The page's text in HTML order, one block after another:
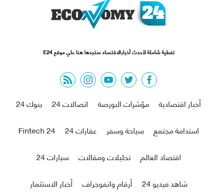
تغطية شاملة لأحدث أخبارالاقتصاد ستجدها هنا علي موقع E24
facebook
twitter
youtube
instagram
rss feed
أخبار اقتصادية
مؤشرات البورصة اتصالات 24
بنوك 24
استدامة مجتمع
سياحة وسفر عقارات 24
Fintech 24
اقتصاد العالم
تحليلات ومقالات
سيارات 24
شاهد فيديو 24
أرقام وانفوجراف أخبار الاستثمار